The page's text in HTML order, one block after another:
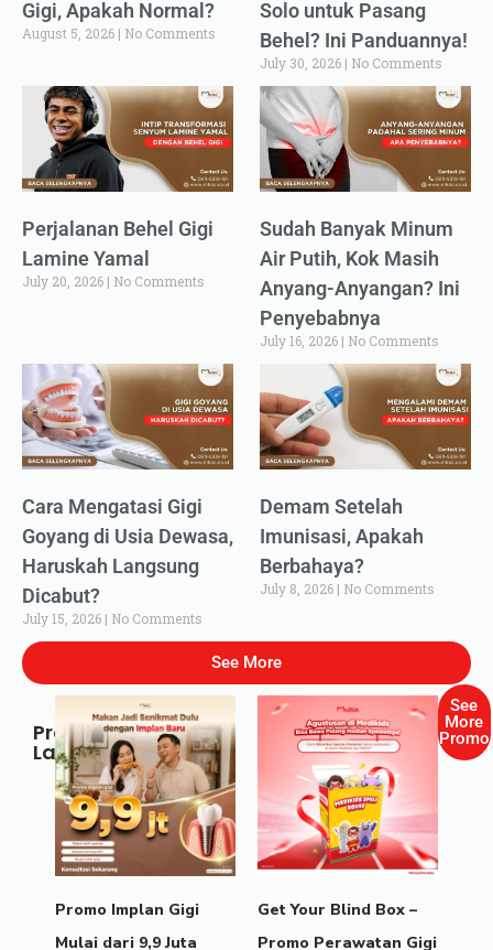
Gigi, Apakah Normal?
August 5, 2026 No Comments
Solo untuk Pasang
Behel? Ini Panduannya!
July 30, 2026 No Comments
Perjalanan Behel Gigi
Lamine Yamal
July 20, 2026 No Comments
Sudah Banyak Minum
Air Putih, Kok Masih
Anyang-Anyangan? Ini
Penyebabnya
July 16, 2026 No Comments
Cara Mengatasi Gigi
Goyang di Usia Dewasa,
Haruskah Langsung
Dicabut?
July 15, 2026 No Comments
Demam Setelah
Imunisasi, Apakah
Berbahaya?
July 8, 2026 No Comments
See More
Promo
Lainnya
Promo Implan Gigi
Mulai dari 9,9 Juta
Get Your Blind Box –
Promo Perawatan Gigi
See
More
Promo